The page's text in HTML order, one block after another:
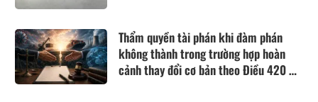
Thẩm quyền tài phán khi đàm phán
không thành trong trường hợp hoàn
cảnh thay đổi cơ bản theo Điều 420 Bộ